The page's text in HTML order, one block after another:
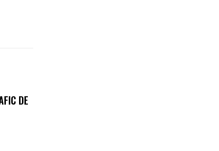
DE